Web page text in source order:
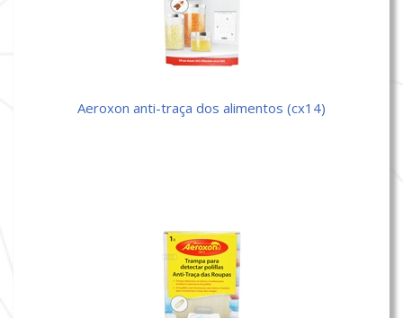
aeroxon anti-traça dos alimentos (cx14)